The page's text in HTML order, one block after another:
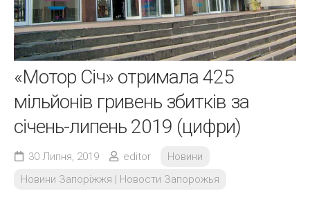
«Мотор Січ» отримала 425
мільйонів гривень збитків за
січень-липень 2019 (цифри)
30 Липня, 2019 editor
Новини
Новини Запоріжжя | Новости Запорожья